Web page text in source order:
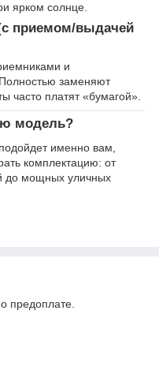
ярком солнце.
приемом/выдачей
и
заменяют
часто платят «бумагой».
модель?
именно вам,
комплектацию: от
до мощных уличных
предоплате.